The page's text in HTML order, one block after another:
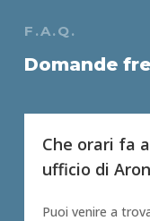
F.A.Q.
Domande
Che orari fa
ufficio di
Puoi venire a